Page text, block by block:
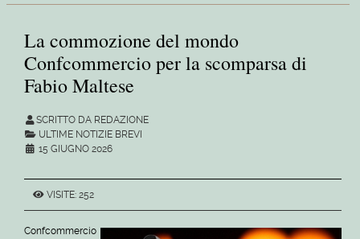
La commozione del mondo
Confcommercio per la scomparsa di
Fabio Maltese
SCRITTO DA REDAZIONE
ULTIME NOTIZIE BREVI
15 GIUGNO 2026
VISITE: 252
Confcommercio